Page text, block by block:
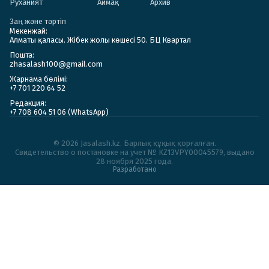
Руханият Аймақ Архив
Заң және тәртіп
Мекенжай:
Алматы қаласы. Жібек жолы көшесі 50. БЦ Квартал
Пошта:
zhasalash100@gmail.com
Жарнама бөлімі:
+7 701 220 64 52
Редакция:
+7 708 604 51 06 (WhatsApp)
© 2026 Jasalash.kz. Барлық құқық қорғалған.
Cвидетельство о постановке на учет № KZ13VPY00045579, выдано
28 ноября 2025 года.
Разработано